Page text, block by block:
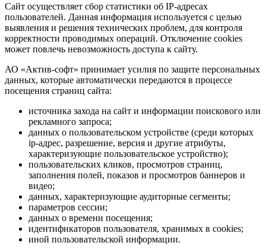
Сайт осуществляет сбор статистики об IP-адресах
пользователей. Данная информация используется с целью
выявления и решения технических проблем, для контроля
корректности проводимых операций. Отключение cookies
может повлечь невозможность доступа к сайту.
АО «Актив-софт» принимает усилия по защите персональных
данных, которые автоматически передаются в процессе
посещения страниц сайта:
источника захода на сайт и информации поискового или
рекламного запроса;
данных о пользовательском устройстве (среди которых
ip-адрес, разрешение, версия и другие атрибуты,
характеризующие пользовательское устройство);
пользовательских кликов, просмотров страниц,
заполнения полей, показов и просмотров баннеров и
видео;
данных, характеризующие аудиторные сегменты;
параметров сессии;
данных о времени посещения;
идентификаторов пользователя, хранимых в cookies;
иной пользовательской информации.